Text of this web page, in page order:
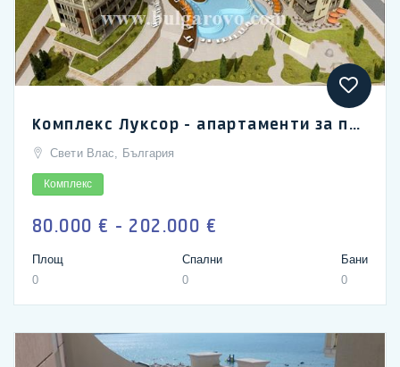
Комплекс Луксор - апартаменти за продажба на Свети влас
Свети Влас, България
Комплекс
80.000 € - 202.000 €
Площ
0
Спални
0
Бани
0